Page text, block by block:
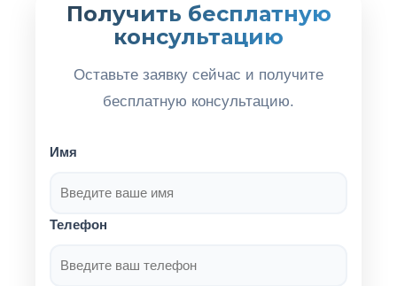
Получить бесплатную
консультацию
Оставьте заявку сейчас и получите
бесплатную консультацию.
Имя
Телефон